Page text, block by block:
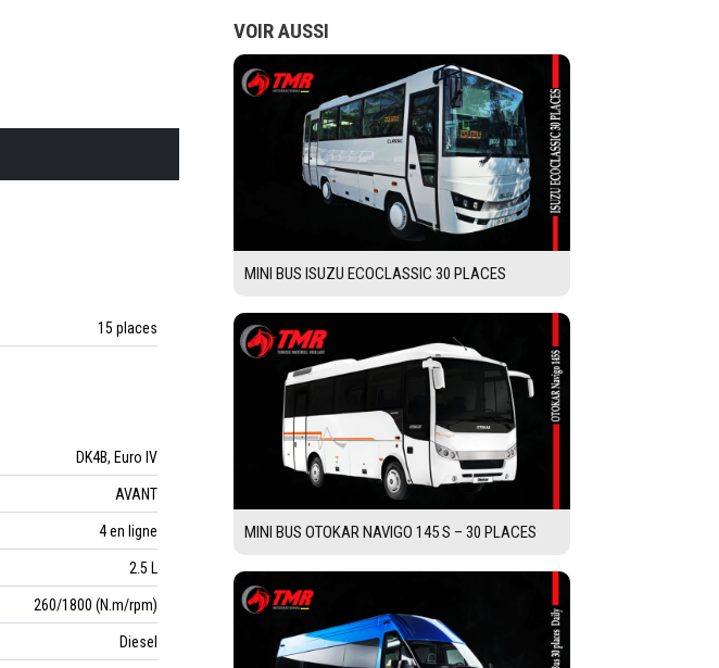
15 places
DK4B, Euro IV
AVANT
4 en ligne
2.5 L
260/1800 (N.m/rpm)
Diesel
VOIR AUSSI
MINI BUS ISUZU ECOCLASSIC 30 PLACES
MINI BUS OTOKAR NAVIGO 145 S – 30 PLACES